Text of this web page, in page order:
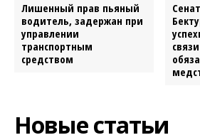
Лишенный прав пьяный
водитель, задержан при
управлении
транспортным
средством
Новые статьи